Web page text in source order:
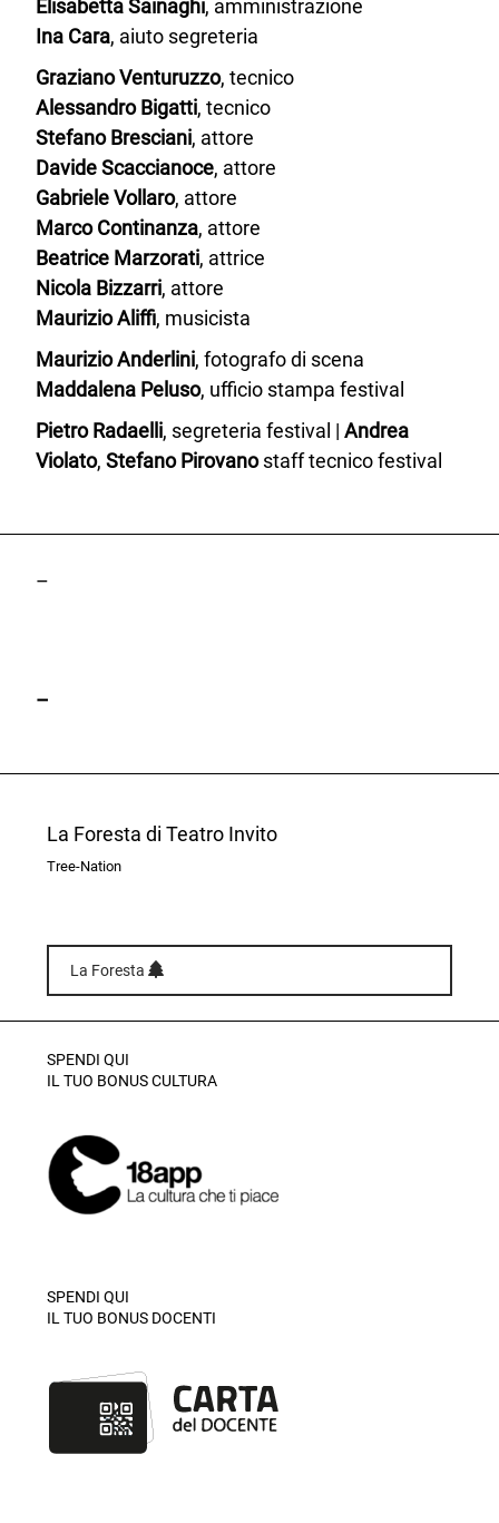
Elisabetta Sainaghi, amministrazione
Ina Cara, aiuto segreteria
Graziano Venturuzzo, tecnico
Alessandro Bigatti, tecnico
Stefano Bresciani, attore
Davide Scaccianoce, attore
Gabriele Vollaro, attore
Marco Continanza, attore
Beatrice Marzorati, attrice
Nicola Bizzarri, attore
Maurizio Aliffi, musicista
Maurizio Anderlini, fotografo di scena
Maddalena Peluso, ufficio stampa festival
Pietro Radaelli, segreteria festival | Andrea
Violato, Stefano Pirovanostaff tecnico festival
–
–
La Foresta di Teatro Invito
Tree-Nation
La Foresta
SPENDI QUI
IL TUO BONUS CULTURA
SPENDI QUI
IL TUO BONUS DOCENTI